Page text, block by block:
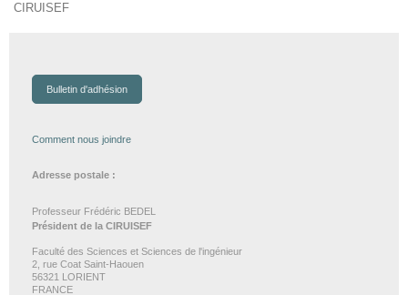
CIRUISEF
Bulletin d'adhésion
Comment nous joindre
Adresse postale :
Professeur Frédéric BEDEL
Président de la CIRUISEF
Faculté des Sciences et Sciences de l'ingénieur
2, rue Coat Saint-Haouen
56321 LORIENT
FRANCE